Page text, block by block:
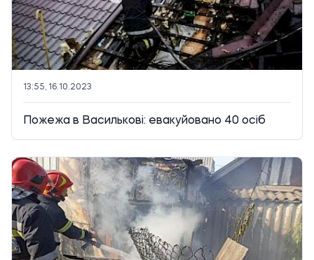
13:55, 16.10.2023
Пожежа в Василькові: евакуйовано 40 осіб